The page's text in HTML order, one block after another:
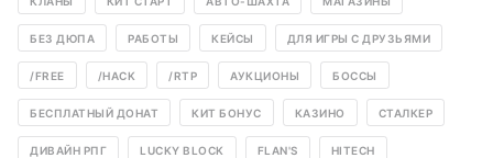
БЕЗ ДЮПА РАБОТЫ КЕЙСЫ ДЛЯ ИГРЫ С ДРУЗЬЯМИ
/FREE /HACK /RTP АУКЦИОНЫ БОССЫ
БЕСПЛАТНЫЙ ДОНАТ КИТ БОНУС КАЗИНО СТАЛКЕР
ДИВАЙН РПГ LUCKY BLOCK FLAN'S HITECH